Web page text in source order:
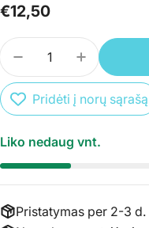
Įprasta
€12,50
Kiekis
SUMAŽINTI
Pridėti į norų sąrašą
Liko nedaug vnt.
Pristatymas per 2-3